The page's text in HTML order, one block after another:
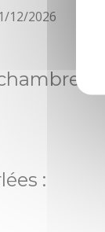
12/2026
:
: